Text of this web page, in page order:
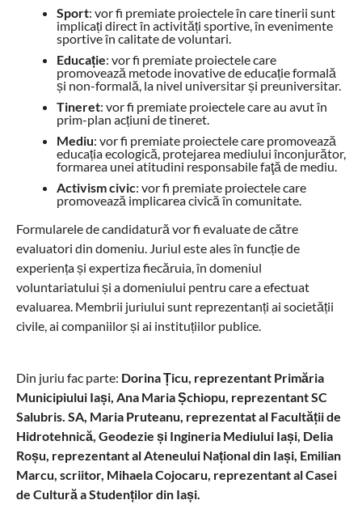
Sport: vor fi premiate proiectele în care tinerii sunt
implicați direct în activități sportive, în evenimente
sportive în calitate de voluntari.
Educație: vor fi premiate proiectele care
promovează metode inovative de educație formală
și non-formală, la nivel universitar și preuniversitar.
Tineret: vor fi premiate proiectele care au avut în
prim-plan acțiuni de tineret.
Mediu: vor fi premiate proiectele care promovează
educația ecologică, protejarea mediului înconjurător,
formarea unei atitudini responsabile faţă de mediu.
Activism civic: vor fi premiate proiectele care
promovează implicarea civică în comunitate.
Formularele de candidatură vor fi evaluate de către
evaluatori din domeniu. Juriul este ales în funcție de
experiența și expertiza fiecăruia, în domeniul
voluntariatului și a domeniului pentru care a efectuat
evaluarea. Membrii juriului sunt reprezentanți ai societății
civile, ai companiilor și ai instituțiilor publice.
Din juriu fac parte: Dorina Țicu, reprezentant Primăria
Municipiului Iași, Ana Maria Șchiopu, reprezentant SC
Salubris. SA, Maria Pruteanu, reprezentat al Facultății de
Hidrotehnică, Geodezie și Ingineria Mediului Iași, Delia
Roșu, reprezentant al Ateneului Național din Iași, Emilian
Marcu, scriitor, Mihaela Cojocaru, reprezentant al Casei
de Cultură a Studenților din Iași.